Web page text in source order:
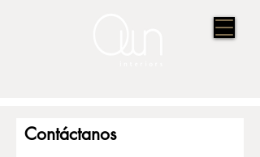
Contáctanos